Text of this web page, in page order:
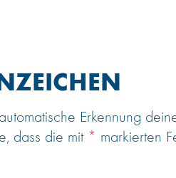
Erkennung
dass die mit * markierten